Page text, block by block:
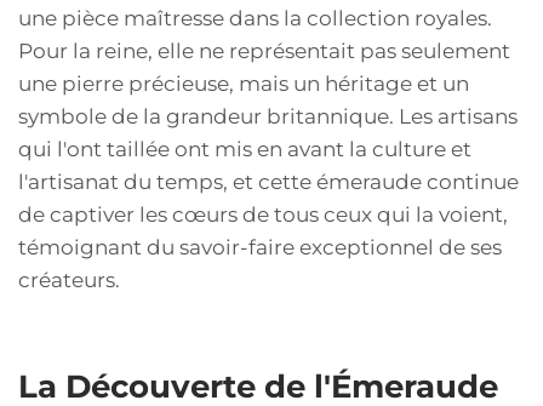
une pièce maîtresse dans la collection royales.
Pour la reine, elle ne représentait pas seulement
une pierre précieuse, mais un héritage et un
symbole de la grandeur britannique. Les artisans
qui l'ont taillée ont mis en avant la culture et
l'artisanat du temps, et cette émeraude continue
de captiver les cœurs de tous ceux qui la voient,
témoignant du savoir-faire exceptionnel de ses
créateurs.
La Découverte de l'Émeraude